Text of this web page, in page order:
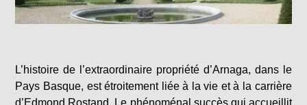
L’histoire de l’extraordinaire propriété d’Arnaga, dans le
Pays Basque, est étroitement liée à la vie et à la carrière
d’Edmond Rostand. Le phénoménal succès qui accueillit